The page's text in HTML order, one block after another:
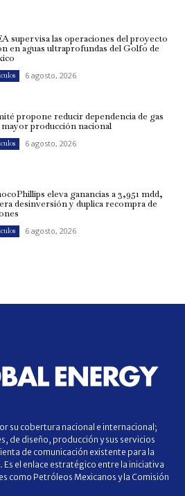
supervisa las operaciones del proyecto
en aguas ultraprofundas del Golfo de
6 agosto, 2026
propone reducir dependencia de gas
producción nacional
6 agosto, 2026
eleva ganancias a 3,951 mdd,
desinversión y duplica recompra de
6 agosto, 2026
su cobertura nacional e internacional;
de diseño, producción y sus servicios
de comunicación existente para la
el enlace estratégico entre la iniciativa
como Petróleos Mexicanos y la Comisión